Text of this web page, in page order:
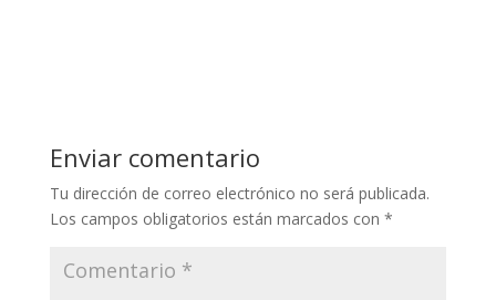
Enviar comentario
Tu dirección de correo electrónico no será publicada.
Los campos obligatorios están marcados con *